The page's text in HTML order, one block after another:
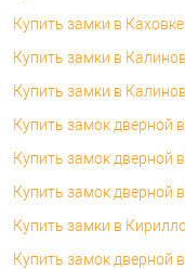
Купить замки в Каховке
Купить замки в
Купить замки в
Купить замок дверной
Купить замок дверной
Купить замок дверной
Купить замки в
Купить замок дверной